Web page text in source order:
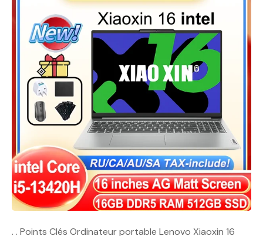
. . Points Clés Ordinateur portable Lenovo Xiaoxin 16